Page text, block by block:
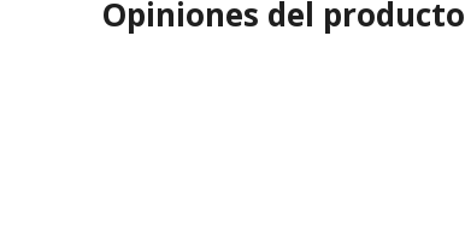
Opiniones del producto